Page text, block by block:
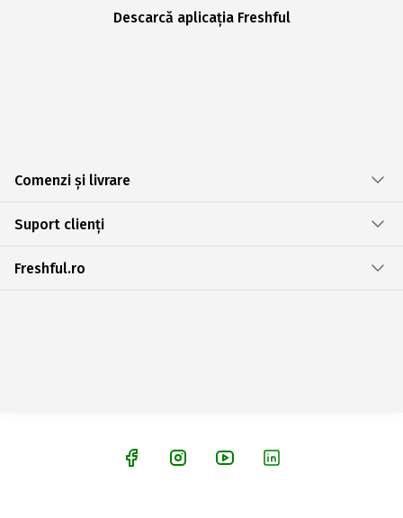
Descarcă aplicația Freshful
Comenzi și livrare
Suport clienți
Freshful.ro